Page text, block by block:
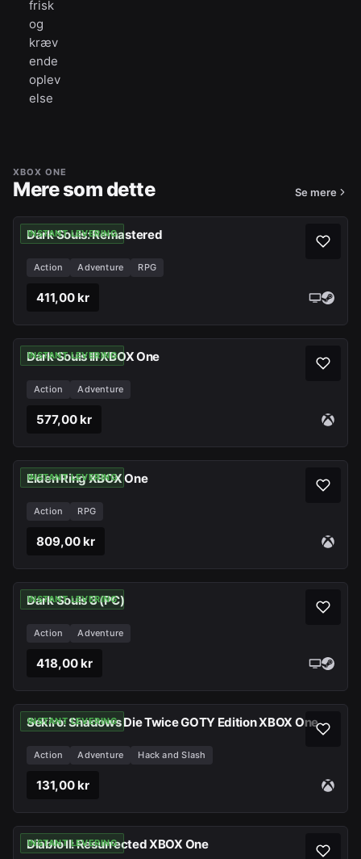
frisk
og
kræv
ende
oplev
else
XBOX ONE
Mere som dette Se mere
INSTANT LEVERING
Dark Souls: Remastered
Action Adventure RPG
411,00 kr
INSTANT LEVERING
Dark Souls III XBOX One
Action Adventure
577,00 kr
INSTANT LEVERING
Elden Ring XBOX One
Action RPG
809,00 kr
INSTANT LEVERING
Dark Souls 3 (PC)
Action Adventure
418,00 kr
INSTANT LEVERING
Sekiro: Shadows Die Twice GOTY Edition XBOX One
Action Adventure Hack and Slash
131,00 kr
INSTANT LEVERING
Diablo II: Resurrected XBOX One